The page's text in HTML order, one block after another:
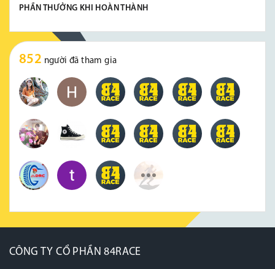
PHẦN THƯỞNG KHI HOÀN THÀNH
852 người đã tham gia
CÔNG TY CỔ PHẦN 84RACE